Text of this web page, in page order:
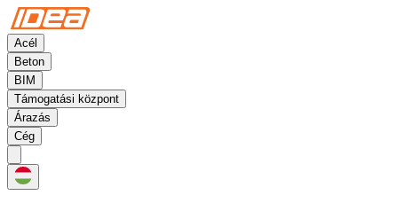
Acél
Beton
BIM
Támogatási központ
Árazás
Cég